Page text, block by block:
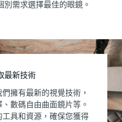
別需求選擇最佳的眼鏡。
最新技術
們擁有最新的視覺技術，
數碼自由曲面鏡片等。
具和資源，確保您獲得